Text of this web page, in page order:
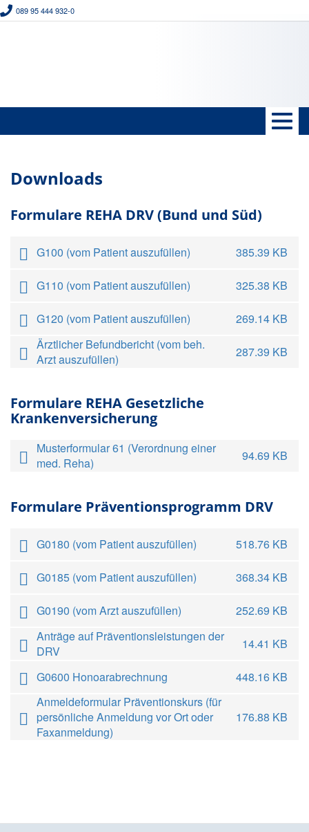
Direkt
089 95 444 932-0
Downloads
Formulare REHA DRV (Bund und Süd)
G100 (vom Patient auszufüllen) 385.39 KB
G110 (vom Patient auszufüllen) 325.38 KB
G120 (vom Patient auszufüllen)
269.14 KB
Ärztlicher Befundbericht (vom beh.
Arzt auszufüllen)
287.39 KB
Formulare REHA Gesetzliche
Krankenversicherung
Musterformular 61 (Verordnung einer
med. Reha)
94.69 KB
Formulare Präventionsprogramm DRV
G0180 (vom Patient auszufüllen) 518.76 KB
G0185 (vom Patient auszufüllen) 368.34 KB
G0190 (vom Arzt auszufüllen)
252.69 KB
Anträge auf Präventionsleistungen der
DRV
14.41 KB
G0600 Honoarabrechnung
448.16 KB
Anmeldeformular Präventionskurs (für
persönliche Anmeldung vor Ort oder
Faxanmeldung)
176.88 KB